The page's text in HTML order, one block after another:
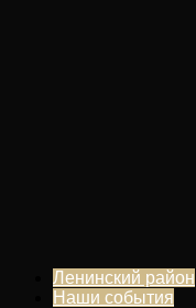
Ленинский район
Наши события